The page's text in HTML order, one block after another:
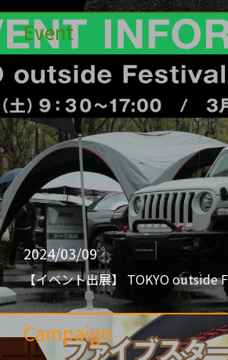
Event
2024/03/09
【イベント出展】 TOKYO outside
Campaign